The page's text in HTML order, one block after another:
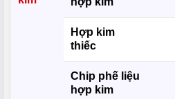
Hợp kim
thiếc
Chip phế liệu
hợp kim